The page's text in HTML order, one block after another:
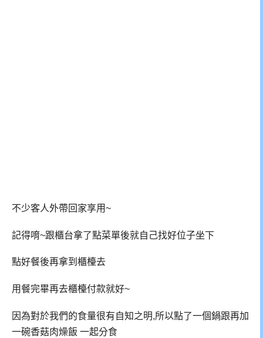
不少客人外帶回家享用~
記得唷~跟櫃台拿了點菜單後就自己找好位子坐下
點好餐後再拿到櫃檯去
用餐完畢再去櫃檯付款就好~
因為對於我們的食量很有自知之明,所以點了一個鍋跟再加
一碗香菇肉燥飯 一起分食